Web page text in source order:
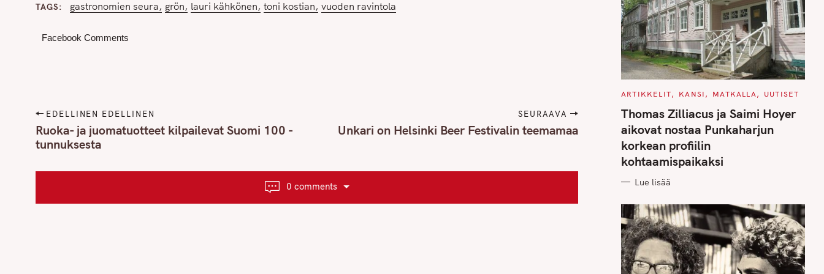
TAGS gastronomien seura grön lauri kähkönen toni kostian vuoden ravintola
Facebook Comments
P
o
s
EDELLINEN EDELLINEN
Ruoka- ja juomatuotteet kilpailevat Suomi 100 -
tunnuksesta
SEURAAVA
Unkari on Helsinki Beer Festivalin teemamaa
0 comments
C
T
E
O
R
I
E
S
ARTIKKELIT KANSI MATKALLA UUTISET
Thomas Zilliacus ja Saimi Hoyer
aikovat nostaa Punkaharjun
korkean profiilin
kohtaamispaikaksi
Lue lisää